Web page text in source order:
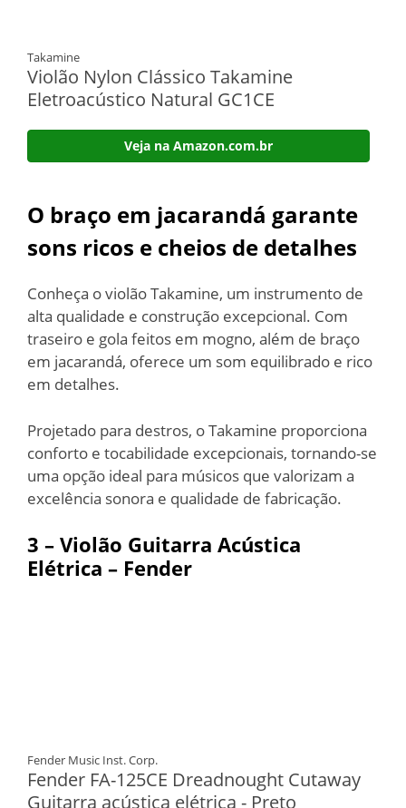
Takamine
Violão Nylon Clássico Takamine
Eletroacústico Natural GC1CE
Veja na Amazon.com.br
O braço em jacarandá garante
sons ricos e cheios de detalhes
Conheça o violão Takamine, um instrumento de
alta qualidade e construção excepcional. Com
traseiro e gola feitos em mogno, além de braço
em jacarandá, oferece um som equilibrado e rico
em detalhes.
Projetado para destros, o Takamine proporciona
conforto e tocabilidade excepcionais, tornando-se
uma opção ideal para músicos que valorizam a
excelência sonora e qualidade de fabricação.
3 – Violão Guitarra Acústica
Elétrica – Fender
Fender Music Inst. Corp.
Fender FA-125CE Dreadnought Cutaway
Guitarra acústica elétrica - Preto